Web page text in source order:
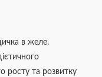
в желе.
росту та розвитку